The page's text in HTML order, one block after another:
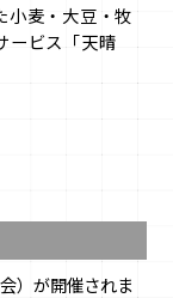
小麦・大豆・牧
ービス「天晴
）が開催されま